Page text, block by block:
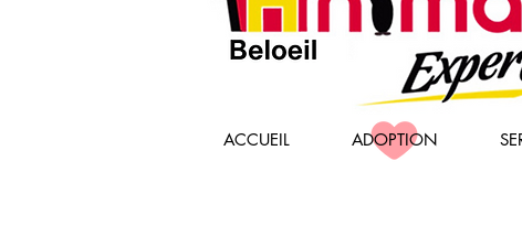
ACCUEIL ADOPTION